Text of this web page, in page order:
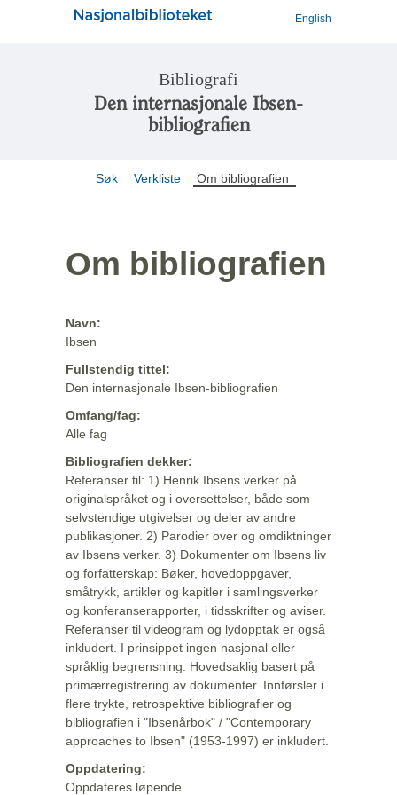
English
Bibliografi
Den internasjonale Ibsen-
bibliografien
Søk Verkliste Om bibliografien
Om bibliografien
Navn:
Ibsen
Fullstendig tittel:
Den internasjonale Ibsen-bibliografien
Omfang/fag:
Alle fag
Bibliografien dekker:
Referanser til: 1) Henrik Ibsens verker på
originalspråket og i oversettelser, både som
selvstendige utgivelser og deler av andre
publikasjoner. 2) Parodier over og omdiktninger
av Ibsens verker. 3) Dokumenter om Ibsens liv
og forfatterskap: Bøker, hovedoppgaver,
småtrykk, artikler og kapitler i samlingsverker
og konferanserapporter, i tidsskrifter og aviser.
Referanser til videogram og lydopptak er også
inkludert. I prinsippet ingen nasjonal eller
språklig begrensning. Hovedsaklig basert på
primærregistrering av dokumenter. Innførsler i
flere trykte, retrospektive bibliografier og
bibliografien i "Ibsenårbok" / "Contemporary
approaches to Ibsen" (1953-1997) er inkludert.
Oppdatering:
Oppdateres løpende